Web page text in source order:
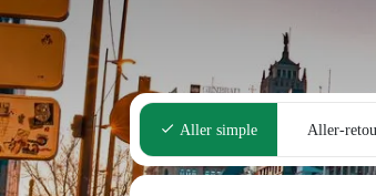
Aller simple Aller-